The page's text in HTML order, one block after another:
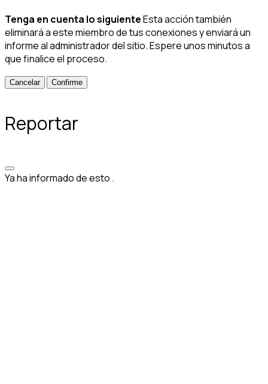
Tenga en cuenta lo siguienteEsta acción también
eliminará a este miembro de tus conexiones y enviará un
informe al administrador del sitio. Espere unos minutos a
que finalice el proceso.
Confirme
Reportar
Ya ha informado de esto .